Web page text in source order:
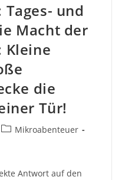
und
Macht der
Kleine
die
Tür!
Beitrags-
Mikroabenteuer
Antwort auf den